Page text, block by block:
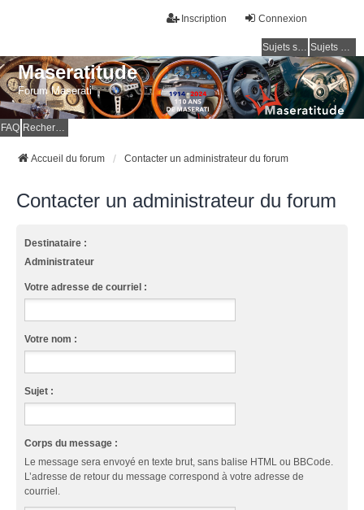
Connexion
Inscription
Sujets sans réponse Sujets actifs
Maseratitude
Forum Maserati
FAQ
Accueil du forum Contacter un administrateur du forum
Contacter un administrateur du forum
Destinataire :
Administrateur
Votre adresse de courriel :
Votre nom :
Sujet :
Corps du message :
Le message sera envoyé en texte brut, sans balise HTML ou BBCode.
L’adresse de retour du message correspond à votre adresse de
courriel.